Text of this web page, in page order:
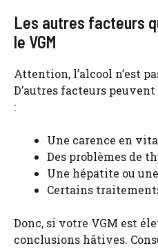
Les autres facteurs
le VGM
Attention, l’alcool n’est
D’autres facteurs
:
Une carence en
Des problèmes de
Une hépatite ou
Certains
Donc, si votre VGM est
conclusions hâtives.